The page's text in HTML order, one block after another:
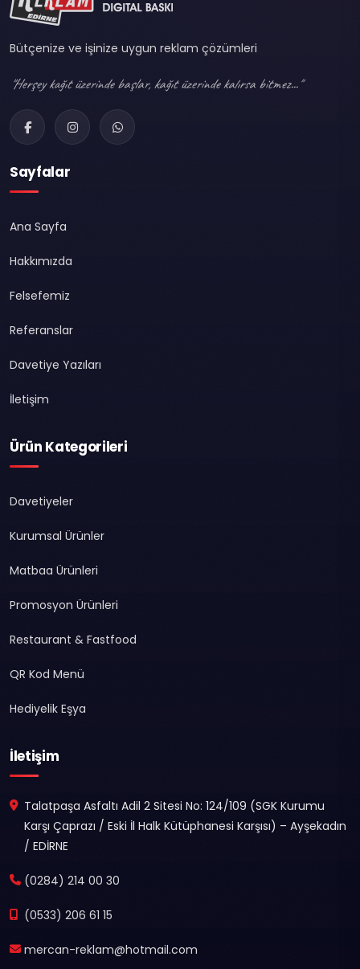
Bütçenize ve işinize uygun reklam çözümleri
"Herşey kağıt üzerinde başlar, kağıt üzerinde kalırsa bitmez..."
Sayfalar
Ana Sayfa
Hakkımızda
Felsefemiz
Referanslar
Davetiye Yazıları
İletişim
Ürün Kategorileri
Davetiyeler
Kurumsal Ürünler
Matbaa Ürünleri
Promosyon Ürünleri
Restaurant & Fastfood
QR Kod Menü
Hediyelik Eşya
İletişim
Talatpaşa Asfaltı Adil 2 Sitesi No: 124/109 (SGK Kurumu
Karşı Çaprazı / Eski İl Halk Kütüphanesi Karşısı) – Ayşekadın
/ EDİRNE
(0284) 214 00 30
(0533) 206 61 15
mercan-reklam@hotmail.com